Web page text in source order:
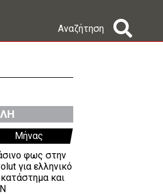
Αναζήτηση
Μήνας
φως στην
για ελληνικό
και